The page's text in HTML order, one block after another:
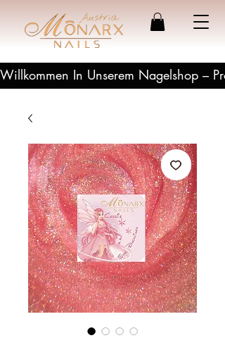
Willkommen In Unserem Nagelshop –